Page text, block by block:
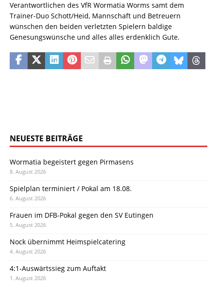
Verantwortlichen des VfR Wormatia Worms samt dem
Trainer-Duo Schott/Heid, Mannschaft und Betreuern
wünschen den beiden verletzten Spielern baldige
Genesungswünsche und alles alles erdenklich Gute.
NEUESTE BEITRÄGE
Wormatia begeistert gegen Pirmasens
8. August 2026
Spielplan terminiert / Pokal am 18.08.
6. August 2026
Frauen im DFB-Pokal gegen den SV Eutingen
5. August 2026
Nock übernimmt Heimspielcatering
4. August 2026
4:1-Auswärtssieg zum Auftakt
1. August 2026